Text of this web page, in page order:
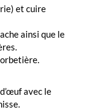
et cuire
ainsi que le
avec le